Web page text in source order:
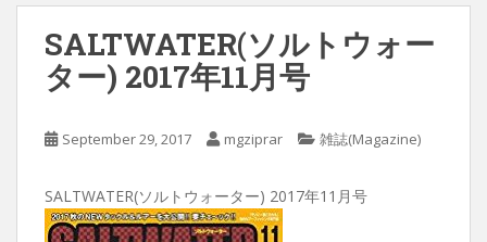
SALTWATER(ソルトウォー
ター) 2017年11月号
September 29, 2017 mgziprar 雑誌(Magazine)
SALTWATER(ソルトウォーター) 2017年11月号